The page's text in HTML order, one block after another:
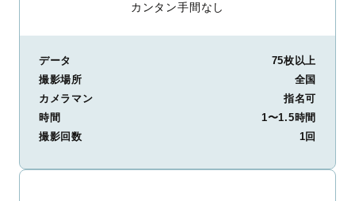
カンタン手間なし
データ
75枚以上
撮影場所
全国
カメラマン
指名可
時間
1〜1.5時間
撮影回数
1回